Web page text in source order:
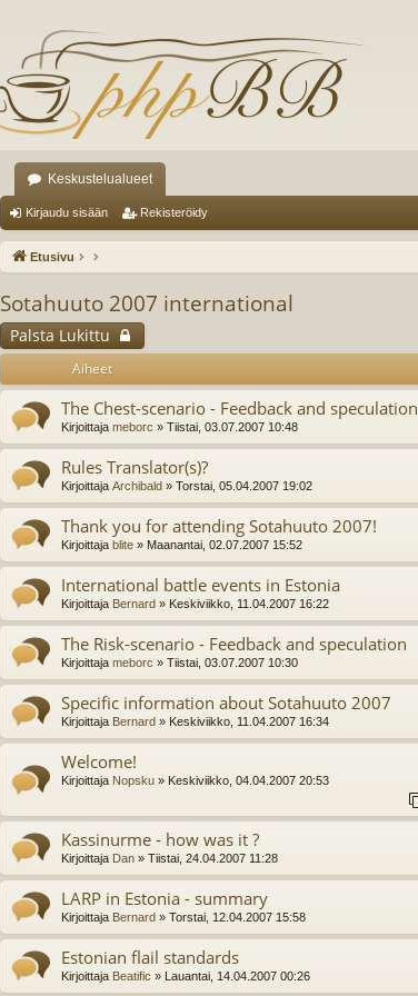
Keskustelualueet
Kirjaudu sisään Rekisteröidy
Etusivu
Sotahuuto 2007 international
Palsta Lukittu
Aiheet
The Chest-scenario - Feedback and speculation
Kirjoittaja meborc » Tiistai, 03.07.2007 10:48
Rules Translator(s)?
Kirjoittaja Archibald » Torstai, 05.04.2007 19:02
Thank you for attending Sotahuuto 2007!
Kirjoittaja blite » Maanantai, 02.07.2007 15:52
International battle events in Estonia
Kirjoittaja Bernard » Keskiviikko, 11.04.2007 16:22
The Risk-scenario - Feedback and speculation
Kirjoittaja meborc » Tiistai, 03.07.2007 10:30
Specific information about Sotahuuto 2007
Kirjoittaja Bernard » Keskiviikko, 11.04.2007 16:34
Welcome!
Kirjoittaja Nopsku » Keskiviikko, 04.04.2007 20:53
Kassinurme - how was it ?
Kirjoittaja Dan » Tiistai, 24.04.2007 11:28
LARP in Estonia - summary
Kirjoittaja Bernard » Torstai, 12.04.2007 15:58
Estonian flail standards
Kirjoittaja Beatific » Lauantai, 14.04.2007 00:26